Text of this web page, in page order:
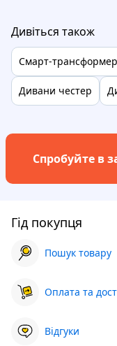
Дивіться також
Смарт-трансформер
Дивани честер
Спробуйте в
Гід покупця
Пошук товару
Оплата та
Відгуки